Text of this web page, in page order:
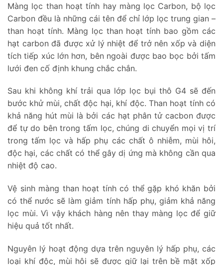
Màng lọc than hoạt tính hay màng lọc Carbon, bộ lọc
Carbon đều là những cái tên để chỉ lớp lọc trung gian –
than hoạt tính. Màng lọc than hoạt tính bao gồm các
hạt carbon đã được xử lý nhiệt để trở nên xốp và diện
tích tiếp xúc lớn hơn, bên ngoài được bao bọc bởi tấm
lưới đen cố định khung chắc chắn.
Sau khi không khí trải qua lớp lọc bụi thô G4 sẽ đến
bước khử mùi, chất độc hại, khí độc. Than hoạt tính có
khả năng hút mùi là bởi các hạt phân tử cacbon được
để tự do bên trong tấm lọc, chúng di chuyển mọi vị trí
trong tấm lọc và hấp phụ các chất ô nhiễm, mùi hôi,
độc hại, các chất có thể gây dị ứng mà không cần qua
nhiệt độ cao.
Vệ sinh màng than hoạt tính có thể gặp khó khăn bởi
có thể nước sẽ làm giảm tính hấp phụ, giảm khả năng
lọc mùi. Vì vậy khách hàng nên thay màng lọc để giữ
hiệu quả tốt nhất.
Nguyên lý hoạt động dựa trên nguyên lý hấp phụ, các
loại khí độc, mùi hôi sẽ được giữ lại trên bề mặt xốp